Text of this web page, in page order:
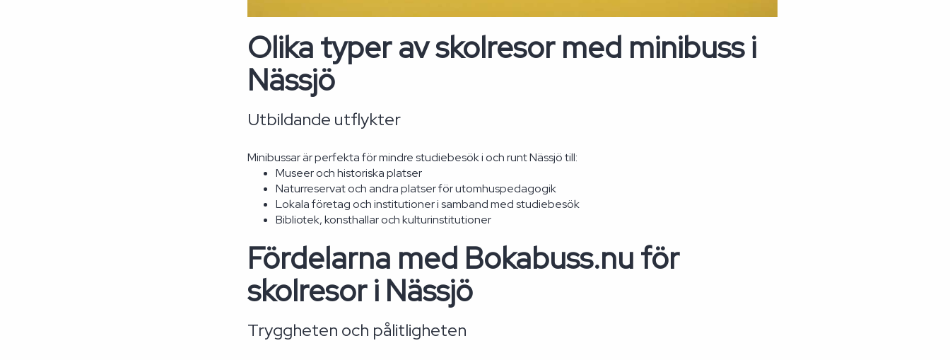
Olika typer av skolresor med minibuss i
Nässjö
Utbildande utflykter
Minibussar är perfekta för mindre studiebesök i och runt Nässjö till:
Museer och historiska platser
Naturreservat och andra platser för utomhuspedagogik
Lokala företag och institutioner i samband med studiebesök
Bibliotek, konsthallar och kulturinstitutioner
Fördelarna med Bokabuss.nu för
skolresor i Nässjö
Tryggheten och pålitligheten